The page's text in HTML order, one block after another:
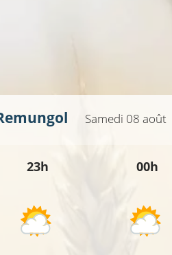
Samedi 08 août
23h 00h